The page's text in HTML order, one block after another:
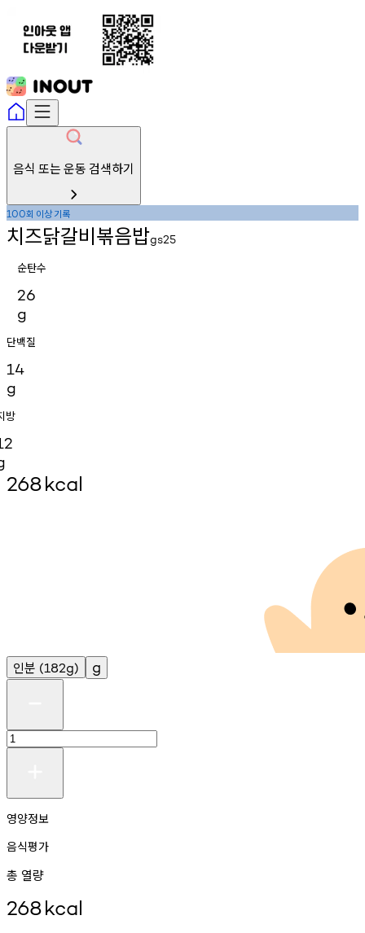
음식 또는 운동 검색하기
100회 이상기록
치즈닭갈비볶음밥gs25
순탄수
26
g
단백질
14
g
방
268kcal
인분 (182g) g
영양정보
음식평가
총 열량
268kcal